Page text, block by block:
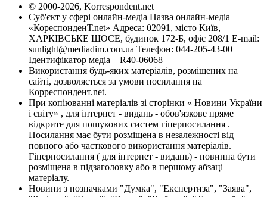
© 2000-2026, Korrespondent.net
Суб'єкт у сфері онлайн-медіа Назва онлайн-медіа –
«КореспонденТ.net» Адреса: 02091, місто Київ,
ХАРКІВСЬКЕ ШОСЕ, будинок 172-Б, офіс 208/1 E-mail:
sunlight@mediadim.com.ua Телефон: 044-205-43-00
Ідентифікатор медіа – R40-06068
Використання будь-яких матеріалів, розміщених на
сайті, дозволяється за умови посилання на
Корреспондент.net.
При копіюванні матеріалів зі сторінки « Новини України
і світу» , для інтернет - видань - обов'язкове пряме
відкрите для пошукових систем гіперпосилання .
Посилання має бути розміщена в незалежності від
повного або часткового використання матеріалів.
Гіперпосилання ( для інтернет - видань) - повинна бути
розміщена в підзаголовку або в першому абзаці
матеріалу.
Новини з позначками "Думка", "Експертиза", "Заява",